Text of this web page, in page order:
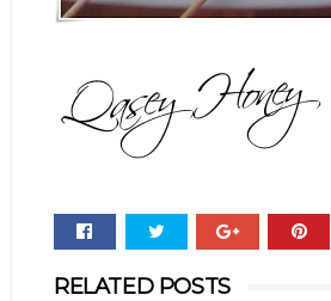
RELATED POSTS